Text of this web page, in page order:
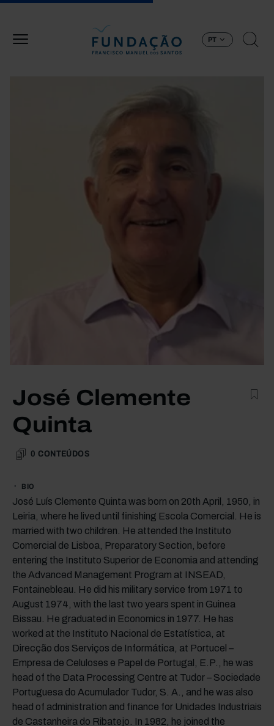
PT
José Clemente
Quinta
0 CONTEÚDOS
BIO
José Luís Clemente Quinta was born on 20th April, 1950, in
Leiria, where he lived until finishing Escola Comercial. He is
married with two children. He attended the Instituto
Comercial de Lisboa, Preparatory Section, before
entering the Instituto Superior de Economia and attending
the Advanced Management Program at INSEAD,
Fontainebleau. He did his military service from 1971 to
August 1974, with the last two years spent in Guinea
Bissau. He graduated in Economics in 1977. He has
worked at the Instituto Nacional de Estatística, at
Direcção dos Serviços de Informática, at Portucel –
Empresa de Celuloses e Papel de Portugal, E.P., he was
head of the Data Processing Centre at Tudor – Sociedade
Portuguesa do Acumulador Tudor, S. A., and he was also
head of administration and finance for Unidades Industriais
de Castanheira do Ribatejo. In 1982, he joined the